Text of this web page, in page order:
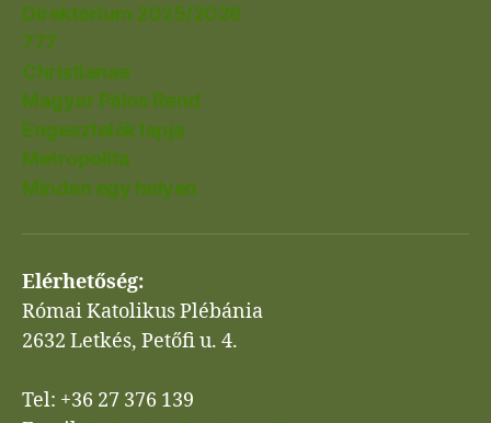
Direktórium 2025/2026
777
Christianae
Magyar Pálos Rend
Engesztelők lapja
Metropolita
Minden egy helyen
Elérhetőség:
Római Katolikus Plébánia
2632 Letkés, Petőfi u. 4.
Tel: +36 27 376 139